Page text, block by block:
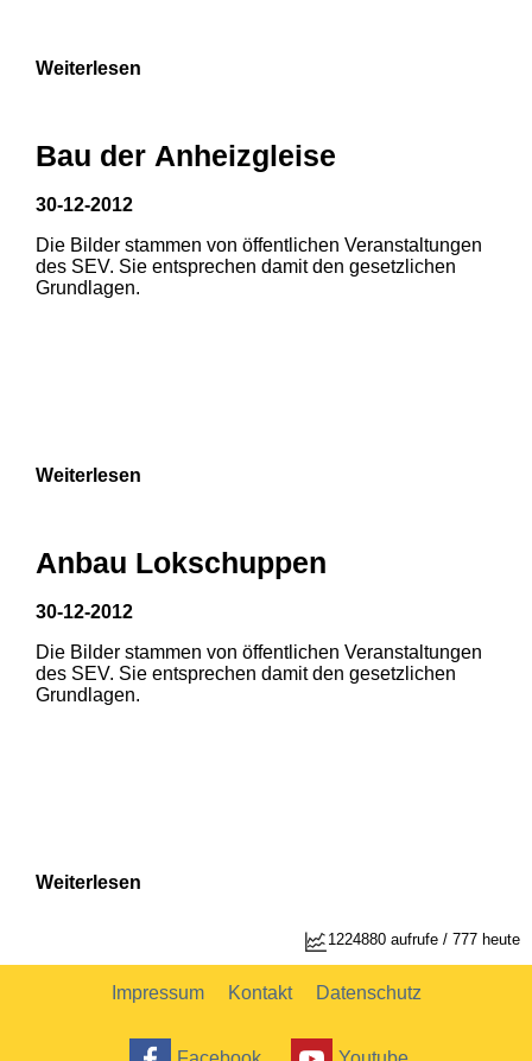
1 2
Weiterlesen
Bau der Anheizgleise
30-12-2012
Die Bilder stammen von öffentlichen Veranstaltungen
des SEV. Sie entsprechen damit den gesetzlichen
Grundlagen.
Weiterlesen
Anbau Lokschuppen
30-12-2012
Die Bilder stammen von öffentlichen Veranstaltungen
des SEV. Sie entsprechen damit den gesetzlichen
Grundlagen.
Weiterlesen
1224880 aufrufe / 777 heute
Impressum Kontakt Datenschutz